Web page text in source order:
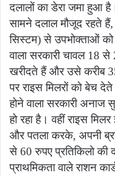
दलालों का डेरा जमा हुआ
सामने दलाल मौजूद रहते हैं,
सिस्टम) से उपभोक्ताओं
वाला सरकारी चावल 18
खरीदते हैं और उसे करीब
पर राइस मिलरों को बेच
होने वाला सरकारी अनाज
हो रहा है। वहीं राइस
और पतला करके, अपनी
से 60 रुपए प्रतिकिलो
प्राथमिकता वाले राशन